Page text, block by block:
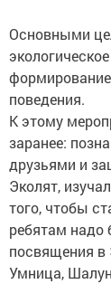
Основными
формирование
поведения.
К этому
заранее:
друзьями и
Эколят,
того, чтобы
ребятам надо
посвящения в
Умница,